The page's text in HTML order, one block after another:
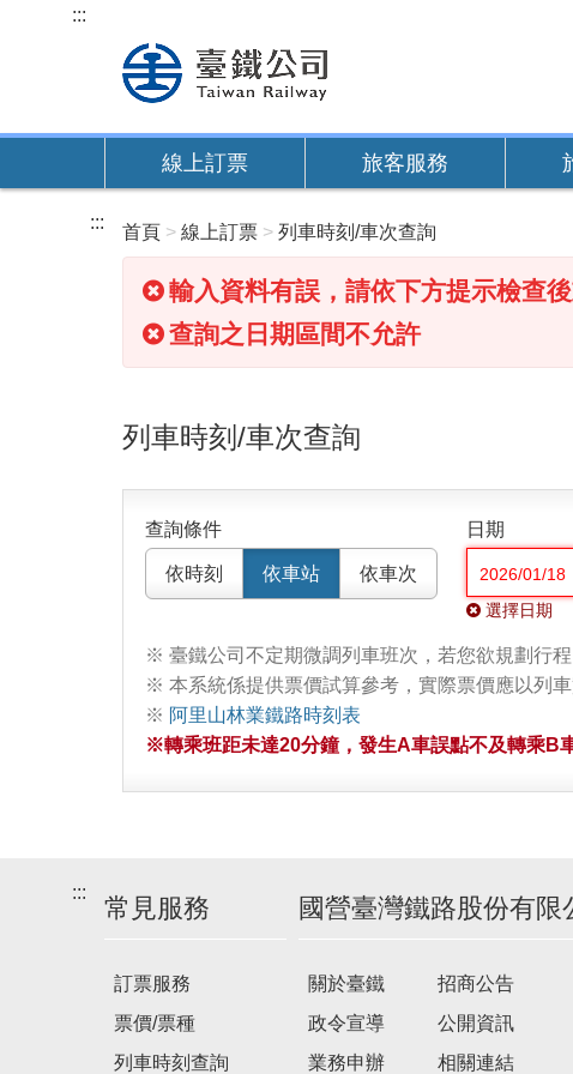
內
:::
線上訂票 旅客服務
::: 首頁 線上訂票 列車時刻/車次查詢
輸入資料有誤，請依下方提示檢查後
查詢之日期區間不允許
列車時刻/車次查詢
查詢條件
依時刻 依車站 依車次
日期
選擇日期
※ 臺鐵公司不定期微調列車班次，若您欲規劃行
※ 本系統係提供票價試算參考，實際票價應以列
※ 阿里山林業鐵路時刻表
※轉乘班距未達20分鐘，發生A車誤點不及轉乘B
:::
常見服務
訂票服務
票價/票種
列車時刻查詢
國營臺灣鐵路股份有限
關於臺鐵
政令宣導
業務申辦
招商公告
公開資訊
相關連結